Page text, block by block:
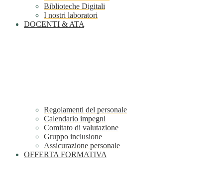
Biblioteche Digitali
I nostri laboratori
DOCENTI & ATA
Regolamenti del personale
Calendario impegni
Comitato di valutazione
Gruppo inclusione
Assicurazione personale
OFFERTA FORMATIVA